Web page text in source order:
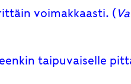
voimakkaasti. (
taipuvaiselle